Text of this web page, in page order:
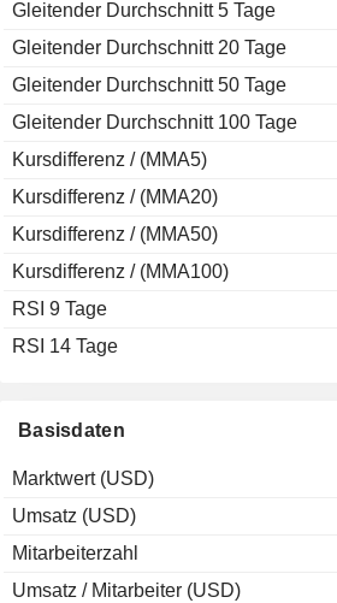
Basisdaten
Marktwert (USD)
Umsatz (USD)
Mitarbeiterzahl
Umsatz / Mitarbeiter (USD)
Gleitender Durchschnitt 5 Tage
Gleitender Durchschnitt 20 Tage
Gleitender Durchschnitt 50 Tage
Gleitender Durchschnitt 100 Tage
Kursdifferenz / (MMA5)
Kursdifferenz / (MMA20)
Kursdifferenz / (MMA50)
Kursdifferenz / (MMA100)
RSI 9 Tage
RSI 14 Tage